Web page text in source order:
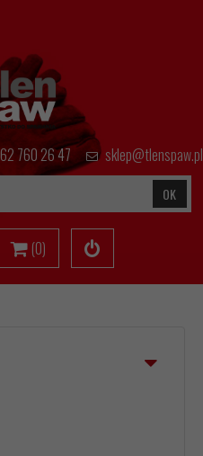
62 760 26 47 sklep@tlenspaw.pl
OK
(0)